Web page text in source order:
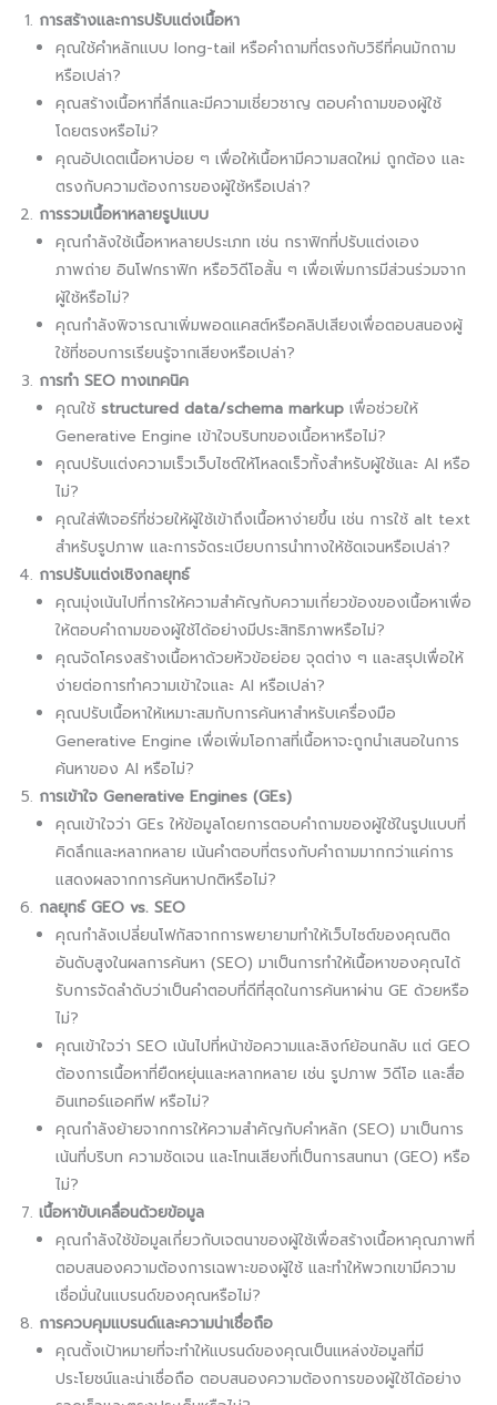
การสร้างและการปรับแต่งเนื้อหา
คุณใช้คำหลักแบบ long-tail หรือคำถามที่ตรงกับวิธีที่คนมักถาม
หรือเปล่า?
คุณสร้างเนื้อหาที่ลึกและมีความเชี่ยวชาญ ตอบคำถามของผู้ใช้
โดยตรงหรือไม่?
คุณอัปเดตเนื้อหาบ่อย ๆ เพื่อให้เนื้อหามีความสดใหม่ ถูกต้อง และ
ตรงกับความต้องการของผู้ใช้หรือเปล่า?
การรวมเนื้อหาหลายรูปแบบ
คุณกำลังใช้เนื้อหาหลายประเภท เช่น กราฟิกที่ปรับแต่งเอง
ภาพถ่าย อินโฟกราฟิก หรือวิดีโอสั้น ๆ เพื่อเพิ่มการมีส่วนร่วมจาก
ผู้ใช้หรือไม่?
คุณกำลังพิจารณาเพิ่มพอดแคสต์หรือคลิปเสียงเพื่อตอบสนองผู้
ใช้ที่ชอบการเรียนรู้จากเสียงหรือเปล่า?
การทำ SEO ทางเทคนิค
คุณใช้ structured data/schema markup เพื่อช่วยให้
Generative Engine เข้าใจบริบทของเนื้อหาหรือไม่?
คุณปรับแต่งความเร็วเว็บไซต์ให้โหลดเร็วทั้งสำหรับผู้ใช้และ AI หรือ
ไม่?
คุณใส่ฟีเจอร์ที่ช่วยให้ผู้ใช้เข้าถึงเนื้อหาง่ายขึ้น เช่น การใช้ alt text
สำหรับรูปภาพ และการจัดระเบียบการนำทางให้ชัดเจนหรือเปล่า?
การปรับแต่งเชิงกลยุทธ์
คุณมุ่งเน้นไปที่การให้ความสำคัญกับความเกี่ยวข้องของเนื้อหาเพื่อ
ให้ตอบคำถามของผู้ใช้ได้อย่างมีประสิทธิภาพหรือไม่?
คุณจัดโครงสร้างเนื้อหาด้วยหัวข้อย่อย จุดต่าง ๆ และสรุปเพื่อให้
ง่ายต่อการทำความเข้าใจและ AI หรือเปล่า?
คุณปรับเนื้อหาให้เหมาะสมกับการค้นหาสำหรับเครื่องมือ
Generative Engine เพื่อเพิ่มโอกาสที่เนื้อหาจะถูกนำเสนอในการ
ค้นหาของ AI หรือไม่?
การเข้าใจ Generative Engines (GEs)
คุณเข้าใจว่า GEs ให้ข้อมูลโดยการตอบคำถามของผู้ใช้ในรูปแบบที่
คิดลึกและหลากหลาย เน้นคำตอบที่ตรงกับคำถามมากกว่าแค่การ
แสดงผลจากการค้นหาปกติหรือไม่?
กลยุทธ์ GEO vs. SEO
คุณกำลังเปลี่ยนโฟกัสจากการพยายามทำให้เว็บไซต์ของคุณติด
อันดับสูงในผลการค้นหา (SEO) มาเป็นการทำให้เนื้อหาของคุณได้
รับการจัดลำดับว่าเป็นคำตอบที่ดีที่สุดในการค้นหาผ่าน GE ด้วยหรือ
ไม่?
คุณเข้าใจว่า SEO เน้นไปที่หน้าข้อความและลิงก์ย้อนกลับ แต่ GEO
ต้องการเนื้อหาที่ยืดหยุ่นและหลากหลาย เช่น รูปภาพ วิดีโอ และสื่อ
อินเทอร์แอคทีฟ หรือไม่?
คุณกำลังย้ายจากการให้ความสำคัญกับคำหลัก (SEO) มาเป็นการ
เน้นที่บริบท ความชัดเจน และโทนเสียงที่เป็นการสนทนา (GEO) หรือ
ไม่?
เนื้อหาขับเคลื่อนด้วยข้อมูล
คุณกำลังใช้ข้อมูลเกี่ยวกับเจตนาของผู้ใช้เพื่อสร้างเนื้อหาคุณภาพที่
ตอบสนองความต้องการเฉพาะของผู้ใช้ และทำให้พวกเขามีความ
เชื่อมั่นในแบรนด์ของคุณหรือไม่?
การควบคุมแบรนด์และความน่าเชื่อถือ
คุณตั้งเป้าหมายที่จะทำให้แบรนด์ของคุณเป็นแหล่งข้อมูลที่มี
ประโยชน์และน่าเชื่อถือ ตอบสนองความต้องการของผู้ใช้ได้อย่าง